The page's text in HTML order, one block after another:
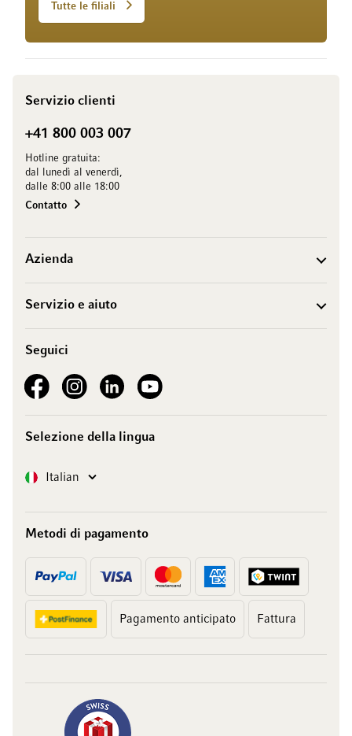
Tutte le filiali
Servizio clienti
+41 800 003 007
Hotline gratuita:
dal lunedì al venerdì,
dalle 8:00 alle 18:00
Contatto
Azienda
Servizio e aiuto
Seguici
See our FacebookSee our Instagram account
See our LinkedInSee our YouTube channel
Selezione della lingua
Lingua Italian
Metodi di pagamento
Pagamento anticipato Fattura